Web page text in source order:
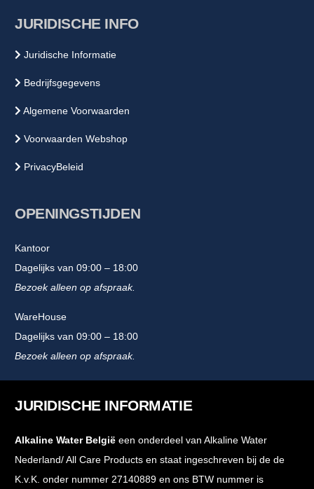
JURIDISCHE INFO
Juridische Informatie
Bedrijfsgegevens
Algemene Voorwaarden
Voorwaarden Webshop
PrivacyBeleid
OPENINGSTIJDEN
Kantoor
Dagelijks van 09:00 – 18:00
Bezoek alleen op afspraak.
WareHouse
Dagelijks van 09:00 – 18:00
Bezoek alleen op afspraak.
JURIDISCHE INFORMATIE
Alkaline Water België een onderdeel van Alkaline Water
Nederland/ All Care Products en staat ingeschreven bij de de
K.v.K. onder nummer 27140889 en ons BTW nummer is